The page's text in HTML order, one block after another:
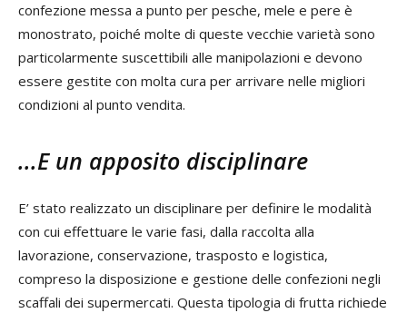
confezione messa a punto per pesche, mele e pere è
monostrato, poiché molte di queste vecchie varietà sono
particolarmente suscettibili alle manipolazioni e devono
essere gestite con molta cura per arrivare nelle migliori
condizioni al punto vendita.
...E un apposito disciplinare
E’ stato realizzato un disciplinare per definire le modalità
con cui effettuare le varie fasi, dalla raccolta alla
lavorazione, conservazione, trasposto e logistica,
compreso la disposizione e gestione delle confezioni negli
scaffali dei supermercati. Questa tipologia di frutta richiede